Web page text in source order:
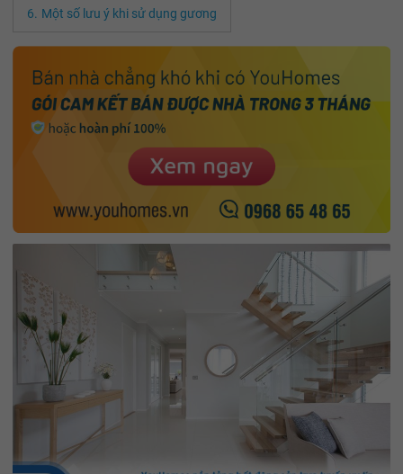
Một số lưu ý khi sử dụng gương